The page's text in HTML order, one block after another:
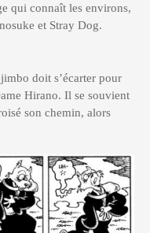
qui connaît les environs,
et Stray Dog.
doit s’écarter pour
Hirano. Il se souvient
son chemin, alors